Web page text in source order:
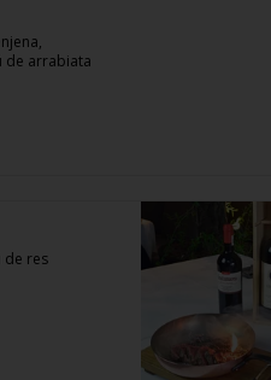
de arrabiata
de res